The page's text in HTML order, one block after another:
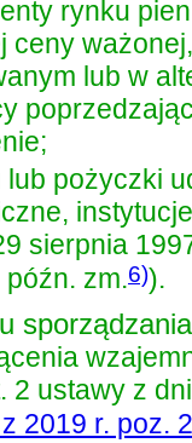
rynku
ceny
lub w
lub pożyczki
sierpnia
późn. zm.6)).
2 ustawy z
2019 r. poz.